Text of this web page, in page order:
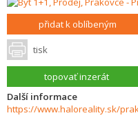
přidat k oblíbeným
tisk
topovať inzerát
Další informace